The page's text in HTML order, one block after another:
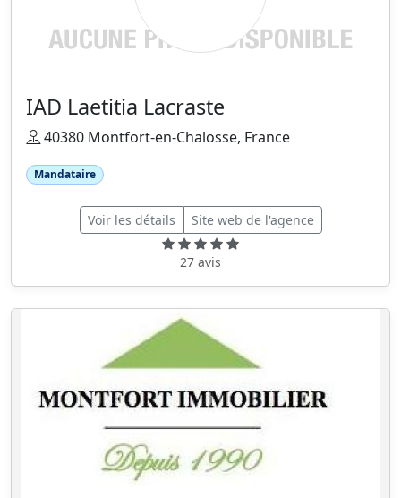
IAD Laetitia Lacraste
40380 Montfort-en-Chalosse, France
Mandataire
Voir les détails Site web de l'agence
27 avis